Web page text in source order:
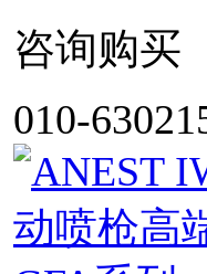
咨询购买
010-